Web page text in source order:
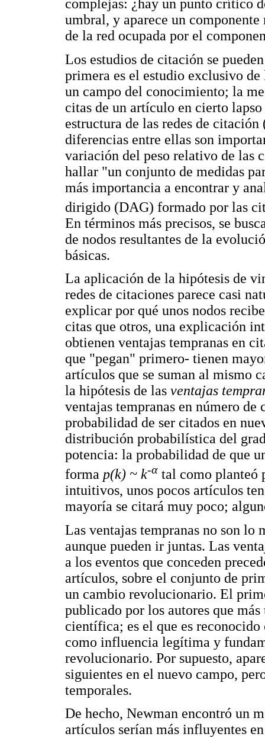
complejas: ¿hay un punto crítico
umbral, y aparece un
de la red ocupada por el
Los estudios de citación se
primera es el estudio exclusivo
un campo del conocimiento; la
citas de un artículo en cierto
estructura de las redes de
diferencias entre ellas son
variación del peso relativo de las
hallar "un conjunto de medidas
más importancia a encontrar y
dirigido (DAG) formado por las
En términos más precisos, se
de nodos resultantes de la
básicas.
La aplicación de la hipótesis de
redes de citaciones parece casi
explicar por qué unos nodos
citas que otros, una explicación
obtienen ventajas tempranas en
que "pegan" primero- tienen
artículos que se suman al mismo
la hipótesis de las ventajas
ventajas tempranas en número
probabilidad de ser citados en
distribución probabilística del
potencia: la probabilidad de que
forma p(k) ~ k-α tal como planteó
intuitivos, unos pocos artículos
mayoría se citará muy poco;
Las ventajas tempranas no son
aunque pueden ir juntas. Las
a los eventos que conceden
artículos, sobre el conjunto de
un cambio revolucionario. El
publicado por los autores que
científica; es el que es
como influencia legítima y
revolucionario. Por supuesto,
siguientes en el nuevo campo,
temporales.
De hecho, Newman encontró un
artículos serían más influyentes